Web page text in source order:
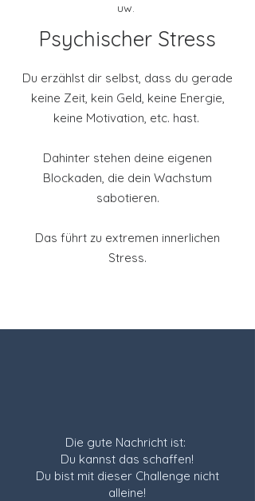
uw.
Psychischer Stress
Du erzählst dir selbst, dass du gerade
keine Zeit, kein Geld, keine Energie,
keine Motivation, etc. hast.
Dahinter stehen deine eigenen
Blockaden, die dein Wachstum
sabotieren.
Das führt zu extremen innerlichen
Stress.
Die gute Nachricht ist:
Du kannst das schaffen!
Du bist mit dieser Challenge nicht
alleine!